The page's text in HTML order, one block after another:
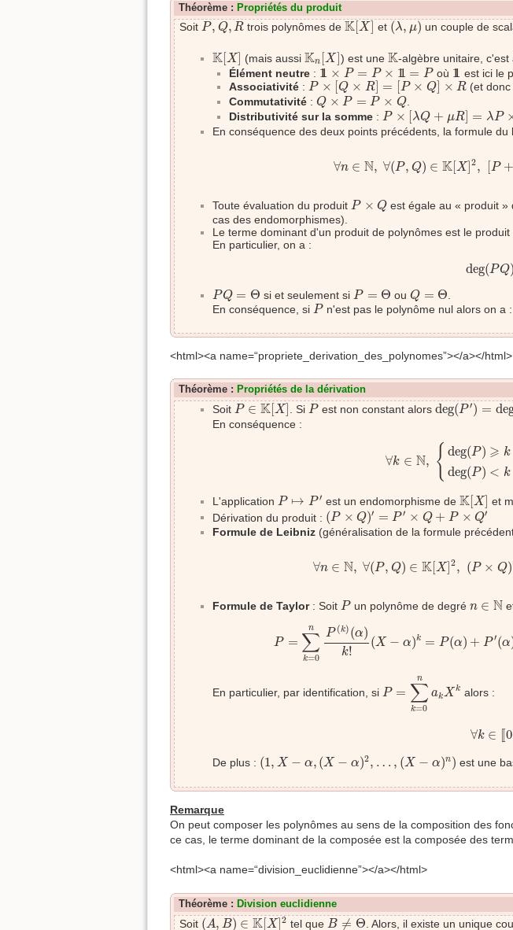
Théorème : Propriétés du produit
Soit P, Q, R
P,Q,R trois polynômes de K[X]
K[X] et (λ, μ)
(λ,μ) un couple de
K[X]
K[X] (mais aussiKn [X]
Kn [X] ) est une K
K-algèbre unitaire, c'est
Élément neutre : 1
1 × P = P × 1
1 = P
11×P=P ×11 =P où 1
1
1 est ici le
Associativité : P × [Q × R] = [P × Q] × R
P×[ Q×R ]=[P ×Q]×R
(et
Commutativité : Q × P = P × Q
Q× P=P×Q
.
Distributivité sur la somme : P × [λQ + μR] = λP
P×[λQ +μ R λP Q +μ
En conséquence des deux points précédents, la formule
∀n ∈ N, ∀(P, Q) ∈ K[X]2, [P +
Toute évaluation du produit P × Q
P× est égale au « produit »
cas des endomorphismes).
Le terme dominant d'un produit de polynômes est le
En particulier, on a :
deg(PQ)
deg(PQ
PQ = Θ
PQ= si et seulement si P = Θ
P= ouQ = Θ
Q Θ
En conséquence, si P
Pn'est pas le polynôme nul alors on a :
<html><a name=“propriete_derivation_des_polynomes”></a></html>
Théorème : Propriétés de la dérivation
Soit P ∈ K[X]
P∈K[X] . Si P
P est non constant alorsdeg(P ′) =
deg(P′)=deg(
En conséquence :
∀k ∈ N, { deg(P) ⩾ k
deg(P) < k
deg ) ⩾k
L'application P ↦ P ′
P↦ est un endomorphisme deK[X]
K[X] et
Dérivation du produit : (P × Q)′ = P ′ × Q + P × Q′
(P×Q)′=P′×Q+P×Q′
Formule de Leibniz (généralisation de la formule
∀n ∈ N, ∀(P, Q) ∈ K [X ]2, (P × Q)
Formule de Taylor: Soit P
Pun polynôme de degré n ∈ N
n∈N
P =
n
∑
k=0
P (k) (α)
k!
(X − α)k = P(α) + P ′(α
=∑k=0 n
En particulier, par identification, si P =
n
∑
k=0
akX k
=
alors :
∀k ∈ [[0
[[
De plus : (1, X − α, (X − α)2, … , (X − α)n)
(1 X− −α) …,( n)
est une
Remarque
On peut composer les polynômes au sens de la composition des
ce cas, le terme dominant de la composée est la composée des
<html><a name=“division_euclidienne”></a></html>
Théorème : Division euclidienne
Soit (A, B) ∈ K [X ]2
(A,B)∈K[X]2
tel queB ≠ Θ
B≠Θ . Alors, il existe un unique